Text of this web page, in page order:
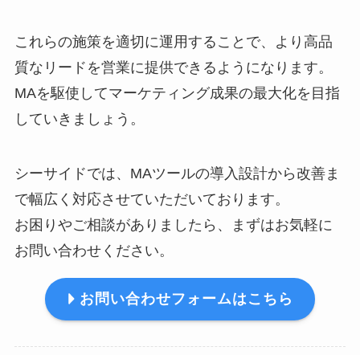
これらの施策を適切に運用することで、より高品
質なリードを営業に提供できるようになります。
MAを駆使してマーケティング成果の最大化を目指
していきましょう。
シーサイドでは、MAツールの導入設計から改善ま
で幅広く対応させていただいております。
お困りやご相談がありましたら、まずはお気軽に
お問い合わせください。
お問い合わせフォームはこちら